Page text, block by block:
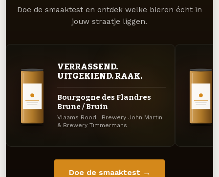
Doe de smaaktest en ontdek welke bieren écht in
jouw straatje liggen.
VERRASSEND.
UITGEKIEND. RAAK.
Bourgogne des Flandres
Brune / Bruin
Vlaams Rood · Brewery John Martin
& Brewery Timmermans
Doe de smaaktest →